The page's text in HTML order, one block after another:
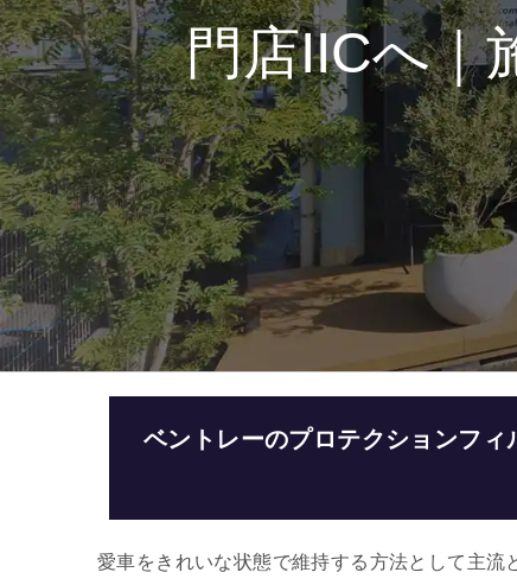
門店IICへ｜
ベントレーのプロテクションフ
愛車をきれいな状態で維持する方法として主